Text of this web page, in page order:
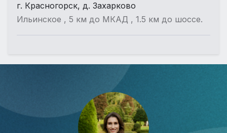
г. Красногорск, д. Захарково
Ильинское , 5 км до МКАД , 1.5 км до шоссе.